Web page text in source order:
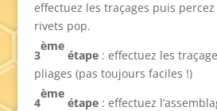
effectuez les traçages puis
rivets pop.
3
ème
étape: effectuez les
pliages (pas toujours faciles !)
4
ème
étape: effectuez